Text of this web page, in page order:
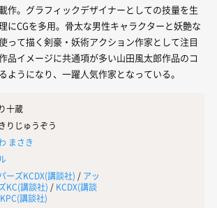
作。グラフィックデザイナーとしての技量を生
にCGを多用。骨太な男性キャラクターと妖艶な
って描く剣豪・妖術アクション作家として注目
品イメージに共通項が多い山田風太郎作品のコ
ようになり、一躍人気作家となっている。
十蔵
りじゅうぞう
まさき
ーズKCDX(講談社) / アッ
KC(講談社) / KCDX(講談
KPC(講談社)